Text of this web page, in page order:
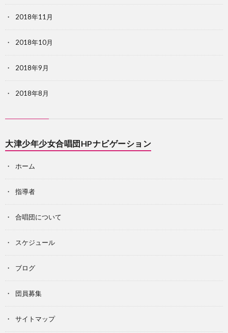
2018年11月
2018年10月
2018年9月
2018年8月
大津少年少女合唱団HPナビゲーション
ホーム
指導者
合唱団について
スケジュール
ブログ
団員募集
サイトマップ